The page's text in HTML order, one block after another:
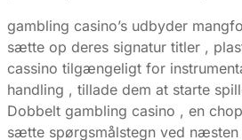
gambling casino’s udbyder
sætte op deres signatur titler ,
cassino tilgængeligt for
handling , tillade dem at starte
Dobbelt gambling casino , en
sætte spørgsmålstegn ved